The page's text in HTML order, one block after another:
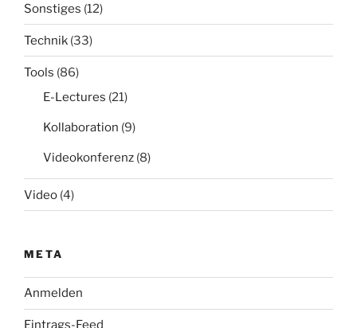
Sonstiges (12)
Technik (33)
Tools (86)
E-Lectures (21)
Kollaboration (9)
Videokonferenz (8)
Video (4)
META
Anmelden
Eintrags-Feed